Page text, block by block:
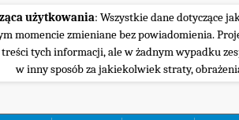
użytkowania: Wszystkie dane dotyczące
momencie zmieniane bez powiadomienia.
tych informacji, ale w żadnym wypadku
w inny sposób za jakiekolwiek straty,